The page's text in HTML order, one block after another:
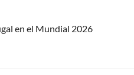
en el Mundial 2026